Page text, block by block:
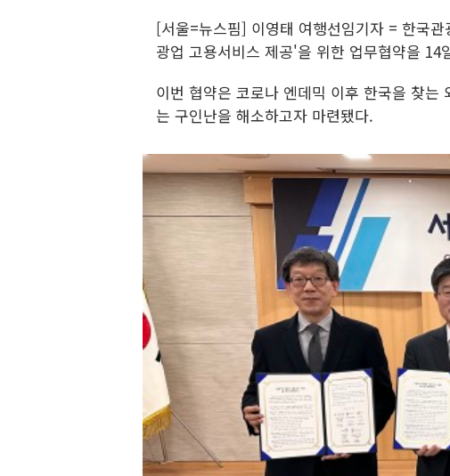
[서울=뉴스핌] 이영태 여행선임기자 = 한국관
광업 고용서비스 제공'을 위한 업무협약을
이번 협약은 코로나 엔데믹 이후 한국을 찾
는 구인난을 해소하고자 마련됐다.